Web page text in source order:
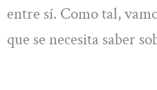
entre sí. Como tal,
que se necesita saber